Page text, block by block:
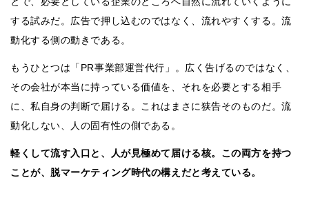
する試みだ。広告で押し込むのではなく、流れやすくする。流
動化する側の動きである。
もうひとつは「PR事業部運営代行」。広く告げるのではなく、
その会社が本当に持っている価値を、それを必要とする相手
に、私自身の判断で届ける。これはまさに狭告そのものだ。流
動化しない、人の固有性の側である。
軽くして流す入口と、人が見極めて届ける核。この両方を持つ
ことが、脱マーケティング時代の構えだと考えている。